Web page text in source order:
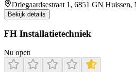
Driegaardsestraat 1, 6851 GN Huissen,
Bekijk details
FH Installatietechniek
Nu open